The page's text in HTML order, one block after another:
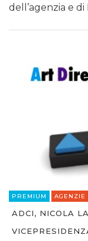
dell’agenzia e
PREMIUM AGENZIE
ADCI, NICOLA